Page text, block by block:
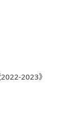
2023》